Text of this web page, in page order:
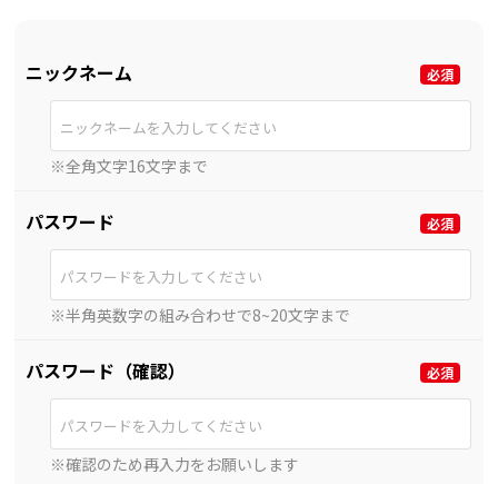
ニックネーム
※全角文字16文字まで
パスワード
※半角英数字の組み合わせで8~20文字まで
パスワード（確認）
※確認のため再入力をお願いします